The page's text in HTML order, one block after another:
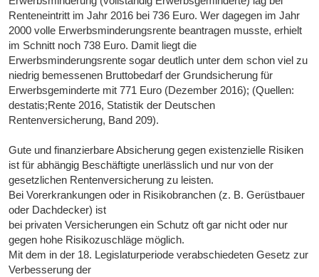
Renteneintritt im Jahr 2016 bei 736 Euro. Wer dagegen im Jahr
2000 volle Erwerbsminderungsrente beantragen musste, erhielt
im Schnitt noch 738 Euro. Damit liegt die
Erwerbsminderungsrente sogar deutlich unter dem schon viel zu
niedrig bemessenen Bruttobedarf der Grundsicherung für
Erwerbsgeminderte mit 771 Euro (Dezember 2016); (Quellen:
destatis;Rente 2016, Statistik der Deutschen
Rentenversicherung, Band 209).
Gute und finanzierbare Absicherung gegen existenzielle Risiken
ist für abhängig Beschäftigte unerlässlich und nur von der
gesetzlichen Rentenversicherung zu leisten.
Bei Vorerkrankungen oder in Risikobranchen (z. B. Gerüstbauer
oder Dachdecker) ist
bei privaten Versicherungen ein Schutz oft gar nicht oder nur
gegen hohe Risikozuschläge möglich.
Mit dem in der 18. Legislaturperiode verabschiedeten Gesetz zur
Verbesserung der